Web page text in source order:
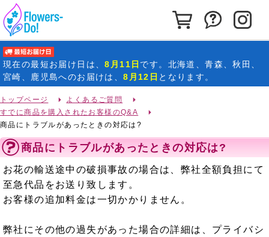
カートを見る
お問い合
現在の最短お届け日 は、8月11日 です。北海道、青森、秋田、
宮崎、鹿児島へのお届けは、8月12日 となります。
トップページ
よくあるご質問
すでに商品を購入されたお客様のQ&A
商品にトラブルがあったときの対応は?
商品にトラブルがあったときの対応は?
お花の輸送途中の破損事故の場合は、弊社全額負担にて
至急代品をお送り致します。
お客様の追加料金は一切かかりません。
弊社にその他の過失があった場合の詳細は、プライバシ